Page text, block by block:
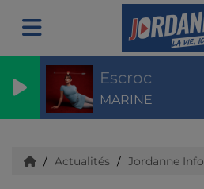
Escroc
MARINE
Actualités Jordanne Info